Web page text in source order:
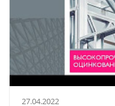
27.04.2022